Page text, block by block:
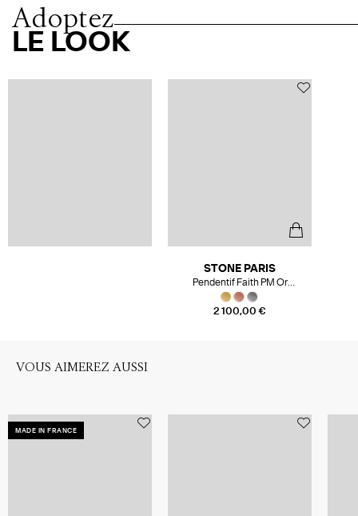
Adoptez
LE LOOK
2 100,00 €
STONE PARIS
Pendentif Faith PM Or
Diamants
VOUS AIMEREZ AUSSI
MADE IN FRANCE